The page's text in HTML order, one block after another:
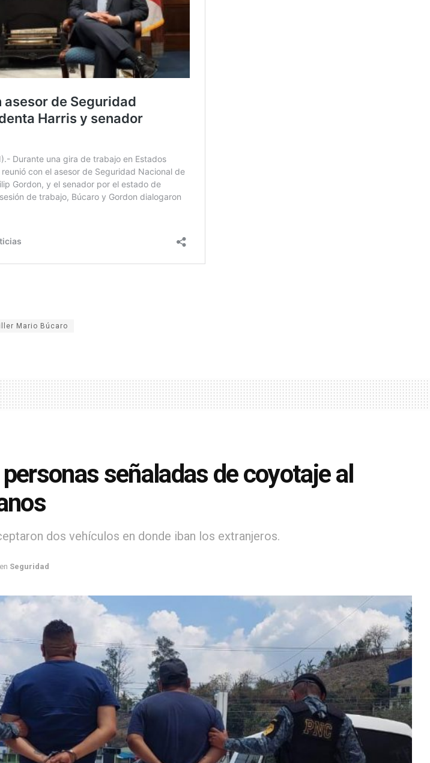
Mario Búcaro
señaladas de coyotaje al
dos vehículos en donde iban los extranjeros.
en Seguridad